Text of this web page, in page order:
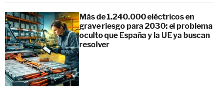
Más de 1.240.000 eléctricos en
grave riesgo para 2030: el problema
oculto que España y la UE ya buscan
resolver